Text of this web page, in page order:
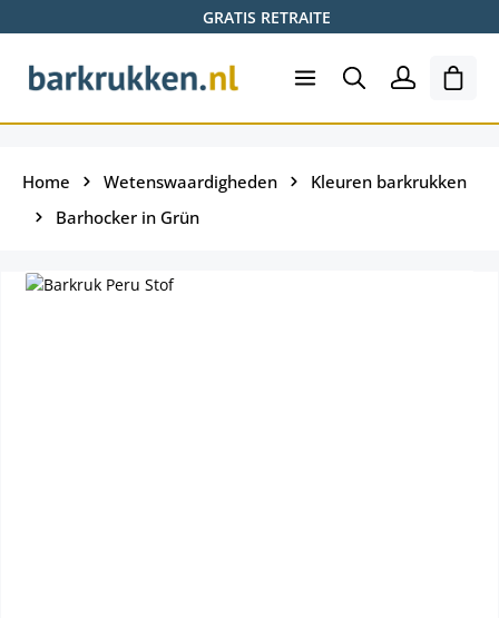
GRATIS RETRAITE
Home Wetenswaardigheden
Kleuren barkrukken
Barhocker in Grün